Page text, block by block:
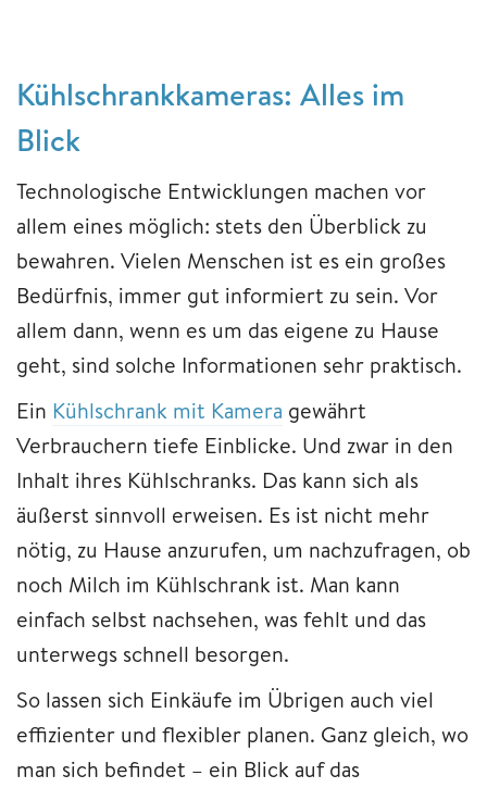
Kühlschrankkameras: Alles im
Blick
Technologische Entwicklungen machen vor
allem eines möglich: stets den Überblick zu
bewahren. Vielen Menschen ist es ein großes
Bedürfnis, immer gut informiert zu sein. Vor
allem dann, wenn es um das eigene zu Hause
geht, sind solche Informationen sehr praktisch.
Ein Kühlschrank mit Kamera gewährt
Verbrauchern tiefe Einblicke. Und zwar in den
Inhalt ihres Kühlschranks. Das kann sich als
äußerst sinnvoll erweisen. Es ist nicht mehr
nötig, zu Hause anzurufen, um nachzufragen, ob
noch Milch im Kühlschrank ist. Man kann
einfach selbst nachsehen, was fehlt und das
unterwegs schnell besorgen.
So lassen sich Einkäufe im Übrigen auch viel
effizienter und flexibler planen. Ganz gleich, wo
man sich befindet – ein Blick auf das